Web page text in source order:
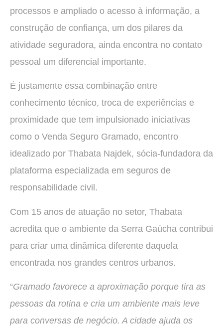
processos e ampliado o acesso à informação, a
construção de confiança, um dos pilares da
atividade seguradora, ainda encontra no contato
pessoal um diferencial importante.
É justamente essa combinação entre
conhecimento técnico, troca de experiências e
proximidade que tem impulsionado iniciativas
como o Venda Seguro Gramado, encontro
idealizado por Thabata Najdek, sócia-fundadora da
plataforma especializada em seguros de
responsabilidade civil.
Com 15 anos de atuação no setor, Thabata
acredita que o ambiente da Serra Gaúcha contribui
para criar uma dinâmica diferente daquela
encontrada nos grandes centros urbanos.
“Gramado favorece a aproximação porque tira as
pessoas da rotina e cria um ambiente mais leve
para conversas de negócio. A cidade ajuda os